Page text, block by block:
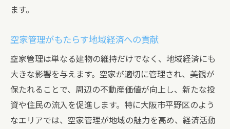
ます。
空家管理がもたらす地域経済への貢献
空家管理は単なる建物の維持だけでなく、地域経済にも
大きな影響を与えます。空家が適切に管理され、美観が
保たれることで、周辺の不動産価値が向上し、新たな投
資や住民の流入を促進します。特に大阪市平野区のよう
なエリアでは、空家管理が地域の魅力を高め、経済活動